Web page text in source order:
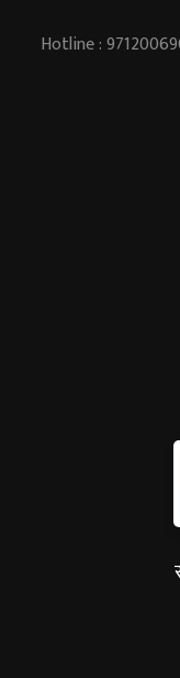
Hotline :